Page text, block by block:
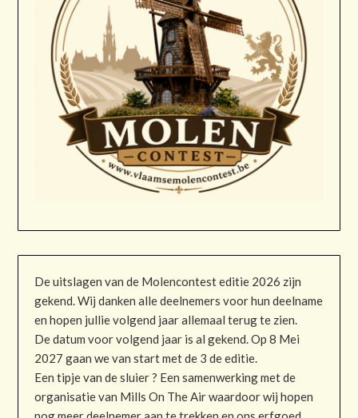
De uitslagen van de Molencontest editie 2026 zijn
gekend. Wij danken alle deelnemers voor hun deelname
en hopen jullie volgend jaar allemaal terug te zien.
De datum voor volgend jaar is al gekend. Op 8 Mei
2027 gaan we van start met de 3 de editie.
Een tipje van de sluier ? Een samenwerking met de
organisatie van Mills On The Air waardoor wij hopen